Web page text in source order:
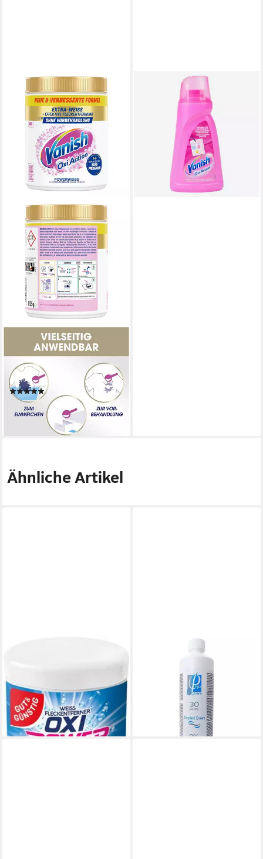
Oxi Action Powerweiss
Fleckentferner (mit Aktiv-
Sauerstoff)
(2)
16,09 €
(14,24 €/ 1 kg)
lieferbar - in 2-3 Werktagen bei dir
Vanish Wasch Booster 1 Liter
Gel Spezialwaschmittel
UVP 14,95 €
lieferbar - in 5-6 Werktagen bei dir
Ähnliche Artikel
Fleckentferner (1-St)
28,25 €
lieferbar - in 9-11 Werktagen bei
dir
Haarcreme Profix Organics
Oxydant Cream 9%, 500ml
(10,00 €/ 1.000 g)
lieferbar - in 2-3 Werktagen bei dir